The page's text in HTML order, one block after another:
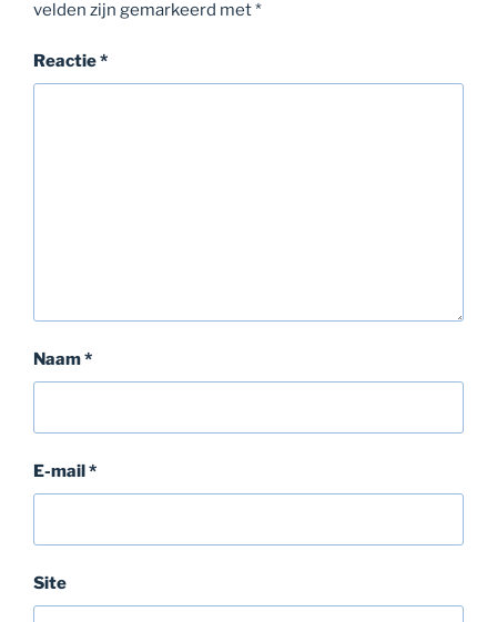
velden zijn gemarkeerd met*
Reactie*
Naam*
E-mail*
Site